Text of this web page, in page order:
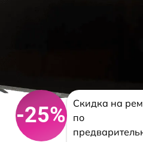
-25%
Скидка на
по